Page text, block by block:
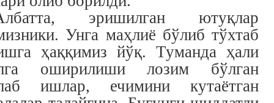
эришилган ютуқлар
Унга маҳлиё бўлиб тўхтаб
ҳаққимиз йўқ. Туманда ҳали
оширилиши лозим бўлган
ишлар, ечимини кутаётган